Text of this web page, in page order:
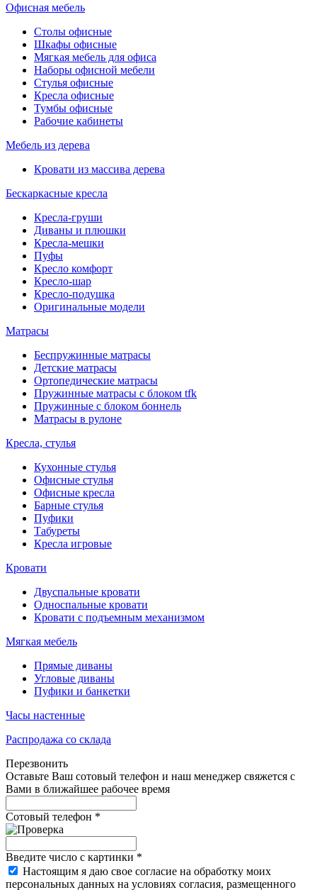
Офисная мебель
Столы офисные
Шкафы офисные
Мягкая мебель для офиса
Наборы офисной мебели
Стулья офисные
Кресла офисные
Тумбы офисные
Рабочие кабинеты
Мебель из дерева
Кровати из массива дерева
Бескаркасные кресла
Кресла-груши
Диваны и плюшки
Кресла-мешки
Пуфы
Кресло комфорт
Кресло-шар
Кресло-подушка
Оригинальные модели
Матрасы
Беспружинные матрасы
Детские матрасы
Ортопедические матрасы
Пружинные матрасы с блоком tfk
Пружинные с блоком боннель
Матрасы в рулоне
Кресла, стулья
Кухонные стулья
Офисные стулья
Офисные кресла
Барные стулья
Пуфики
Табуреты
Кресла игровые
Кровати
Двуспальные кровати
Односпальные кровати
Кровати с подъемным механизмом
Мягкая мебель
Прямые диваны
Угловые диваны
Пуфики и банкетки
Часы настенные
Распродажа со склада
Перезвонить
Оставьте Ваш сотовый телефон и наш менеджер свяжется с
Вами в ближайшее рабочее время
Сотовый телефон *
Введите число с картинки *
Настоящим я даю свое согласие на обработку моих
персональных данных на условиях согласия, размещенного